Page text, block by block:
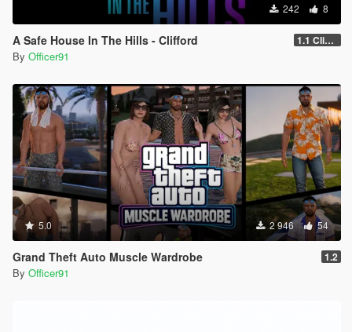
242 8
A Safe House In The Hills - Clifford 1.1 Clifford
By Officer91
5.0 2 946 54
Grand Theft Auto Muscle Wardrobe 1.2
By Officer91